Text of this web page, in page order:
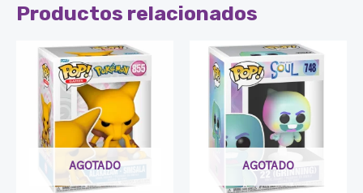
Productos relacionados
AGOTADO AGOTADO